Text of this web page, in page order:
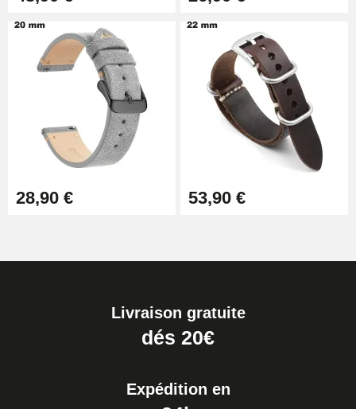
28,90 € 53,90 €
Livraison gratuite
dés 20€
Expédition en